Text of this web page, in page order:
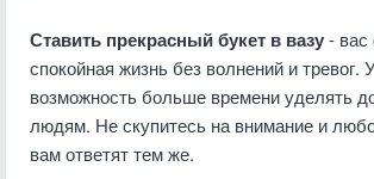
Ставить прекрасный букет в вазу- вас
спокойная жизнь без волнений и тревог.
возможность больше времени уделять
людям. Не скупитесь на внимание и
вам ответят тем же.